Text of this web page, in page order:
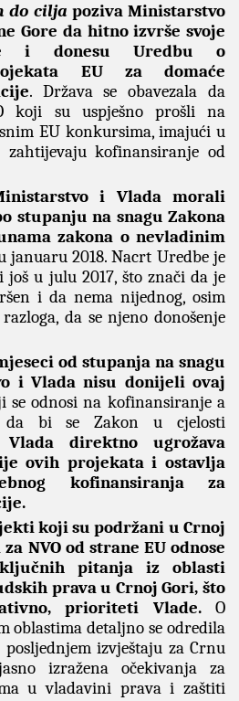
do cilja poziva Ministarstvo
Gore da hitno izvrše svoje
i donesu Uredbu o
EU za domaće
. Država se obavezala da
koji su uspješno prošli na
EU konkursima, imajući u
kofinansiranje od
i Vlada morali
stupanju na snagu Zakona
zakona o nevladinim
januaru 2018. Nacrt Uredbe je
u julu 2017, što znači da je
i da nema nijednog, osim
da se njeno donošenje
od stupanja na snagu
i Vlada nisu donijeli ovaj
se odnosi na kofinansiranje a
da bi se Zakon u cjelosti
Vlada direktno ugrožava
ovih projekata i ostavlja
kofinansiranja za
koji su podržani u Crnoj
NVO od strane EU odnose
pitanja iz oblasti
prava u Crnoj Gori, što
prioriteti Vlade.O
oblastima detaljno se odredila
izvještaju za Crnu
izražena očekivanja za
u vladavini prava i zaštiti